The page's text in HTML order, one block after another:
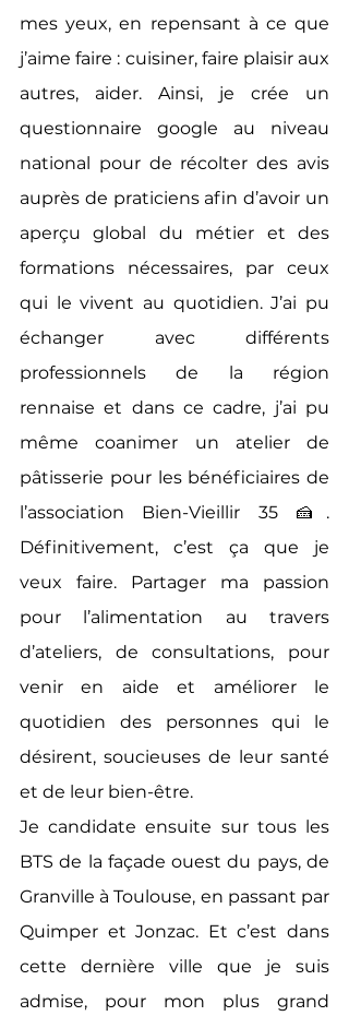
mes yeux, en repensant à ce que
j’aime faire : cuisiner, faire plaisir aux
autres, aider. Ainsi, je crée un
questionnaire google au niveau
national pour de récolter des avis
auprès de praticiens afin d’avoir un
aperçu global du métier et des
formations nécessaires, par ceux
qui le vivent au quotidien. J’ai pu
échanger avec différents
professionnels de la région
rennaise et dans ce cadre, j’ai pu
même coanimer un atelier de
pâtisserie pour les bénéficiaires de
l’association Bien-Vieillir 35 🍰.
Définitivement, c’est ça que je
veux faire. Partager ma passion
pour l’alimentation au travers
d’ateliers, de consultations, pour
venir en aide et améliorer le
quotidien des personnes qui le
désirent, soucieuses de leur santé
et de leur bien-être.
Je candidate ensuite sur tous les
BTS de la façade ouest du pays, de
Granville à Toulouse, en passant par
Quimper et Jonzac. Et c’est dans
cette dernière ville que je suis
admise, pour mon plus grand